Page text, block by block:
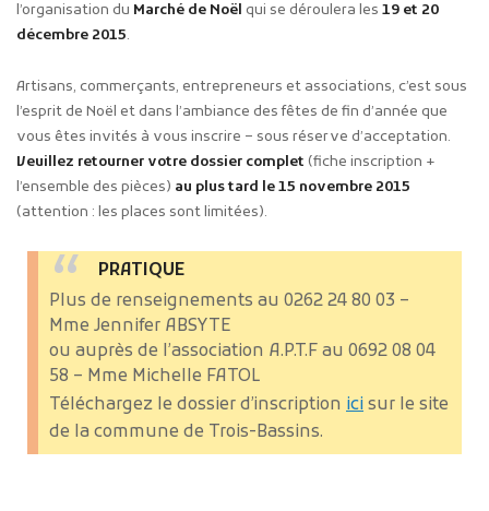
l’organisation du Marché de Noël qui se déroulera les 19 et 20
décembre 2015.
Artisans, commerçants, entrepreneurs et associations, c’est sous
l’esprit de Noël et dans l’ambiance des fêtes de fin d’année que
vous êtes invités à vous inscrire – sous réserve d’acceptation.
Veuillez retourner votre dossier complet (fiche inscription +
l’ensemble des pièces) au plus tard le 15 novembre 2015
(attention : les places sont limitées).
PRATIQUE
Plus de renseignements au 0262 24 80 03 –
Mme Jennifer ABSYTE
ou auprès de l’association A.P.T.F au 0692 08 04
58 – Mme Michelle FATOL
Téléchargez le dossier d’inscription ici sur le site
de la commune de Trois-Bassins.